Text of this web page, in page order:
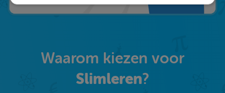
Waarom kiezen voor
Slimleren?